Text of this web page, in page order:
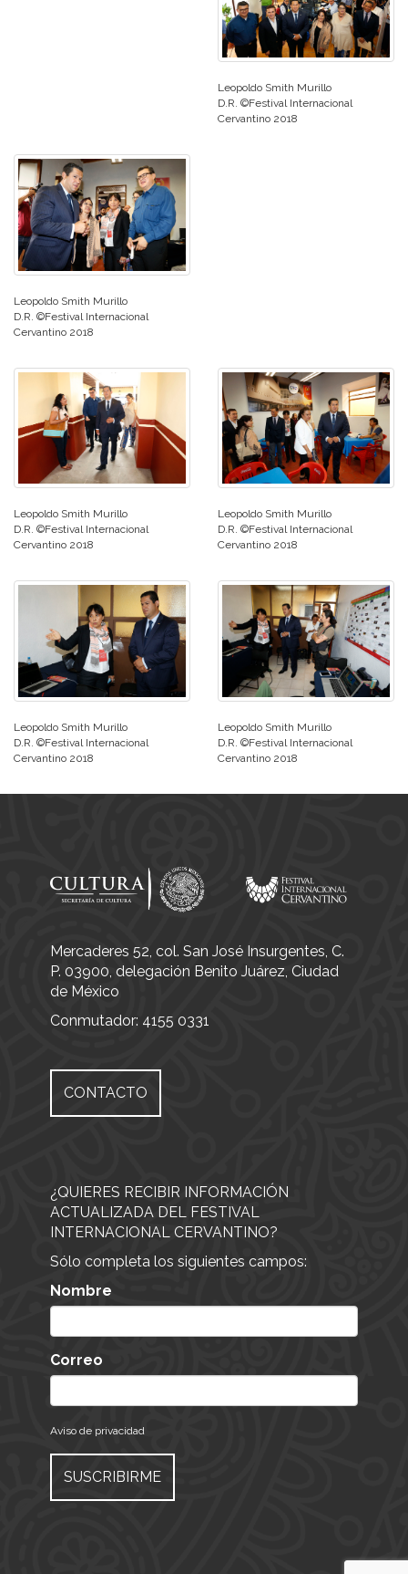
Leopoldo Smith Murillo
D.R. ©Festival Internacional
Cervantino 2018
Leopoldo Smith Murillo
D.R. ©Festival Internacional
Cervantino 2018
Leopoldo Smith Murillo
D.R. ©Festival Internacional
Cervantino 2018
Leopoldo Smith Murillo
D.R. ©Festival Internacional
Cervantino 2018
Leopoldo Smith Murillo
D.R. ©Festival Internacional
Cervantino 2018
Leopoldo Smith Murillo
D.R. ©Festival Internacional
Cervantino 2018
Mercaderes 52, col. San José Insurgentes, C.
P. 03900, delegación Benito Juárez, Ciudad
de México
Conmutador: 4155 0331
CONTACTO
¿QUIERES RECIBIR INFORMACIÓN
ACTUALIZADA DEL FESTIVAL
INTERNACIONAL CERVANTINO?
Sólo completa los siguientes campos:
Nombre
Correo
Aviso de privacidad
SUSCRIBIRME